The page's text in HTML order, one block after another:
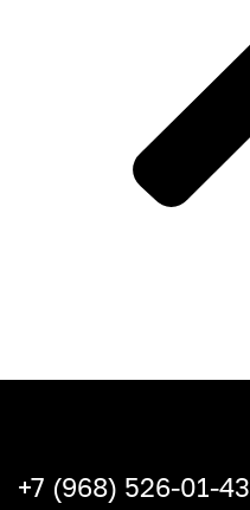
+7 (968) 526-01-43